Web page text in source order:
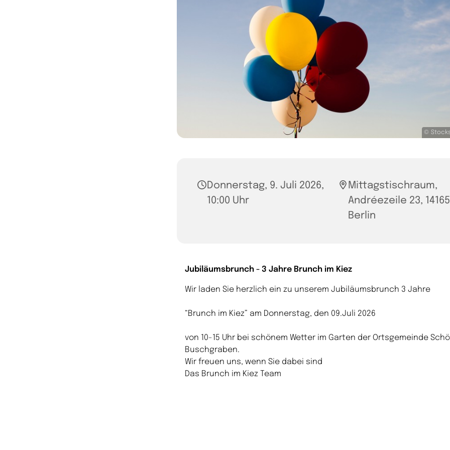
©
Donnerstag, 9. Juli 2026,
10:00 Uhr
Mittagstischraum,
Andréezeile 23, 14165
Berlin
Jubiläumsbrunch - 3 Jahre Brunch im Kiez
Wir laden Sie herzlich ein zu unserem Jubiläumsbrunch 3 Jahre
“Brunch im Kiez” am Donnerstag, den 09.Juli 2026
von 10-15 Uhr bei schönem Wetter im Garten der Ortsgemeinde
Buschgraben.
Wir freuen uns, wenn Sie dabei sind
Das Brunch im Kiez Team